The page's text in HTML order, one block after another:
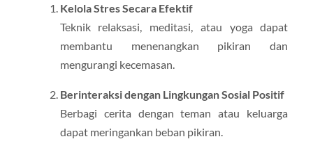
Kelola Stres Secara Efektif
Teknik relaksasi, meditasi, atau yoga dapat
membantu menenangkan pikiran dan
mengurangi kecemasan.
Berinteraksi dengan Lingkungan Sosial Positif
Berbagi cerita dengan teman atau keluarga
dapat meringankan beban pikiran.